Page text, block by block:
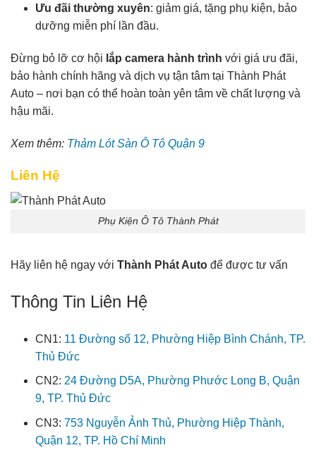
Ưu đãi thường xuyên: giảm giá, tặng phụ kiện, bảo
dưỡng miễn phí lần đầu.
Đừng bỏ lỡ cơ hội lắp camera hành trình với giá ưu đãi,
bảo hành chính hãng và dịch vụ tận tâm tại Thành Phát
Auto – nơi bạn có thể hoàn toàn yên tâm về chất lượng và
hậu mãi.
Xem thêm: Thảm Lót Sàn Ô Tô Quận 9
Liên Hệ
Phụ Kiện Ô Tô Thành Phát
Hãy liên hệ ngay với Thành Phát Auto để được tư vấn
Thông Tin Liên Hệ
CN1: 11 Đường số 12, Phường Hiệp Bình Chánh, TP.
Thủ Đức
CN2: 24 Đường D5A, Phường Phước Long B, Quận
9, TP. Thủ Đức
CN3: 753 Nguyễn Ảnh Thủ, Phường Hiệp Thành,
Quận 12, TP. Hồ Chí Minh